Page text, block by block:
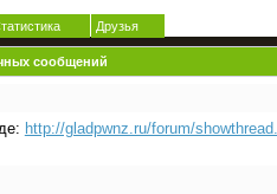
Друзья
сообщений
http://gladpwnz.ru/forum/